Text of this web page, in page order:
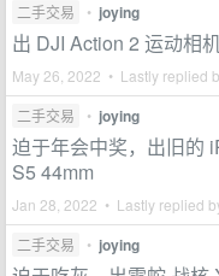
二手交易 • joying
出 DJI Action 2 运动相
May 26, 2022 • Lastly replied
二手交易 • joying
迫于年会中奖，出旧的
S5 44mm
Jan 28, 2022 • Lastly replied
二手交易 • joying